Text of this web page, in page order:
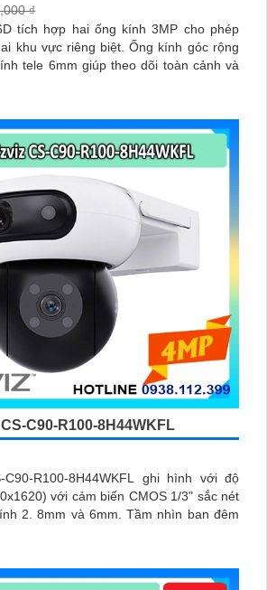
₫
tích hợp hai ống kính 3MP cho phép
riêng biệt. Ống kính góc rộng
tele 6mm giúp theo dõi toàn cảnh và
C90-R100-8H44WKFL
R100-8H44WKFL ghi hình với độ
với cảm biến CMOS 1/3" sắc nét
và 6mm. Tầm nhìn ban đêm